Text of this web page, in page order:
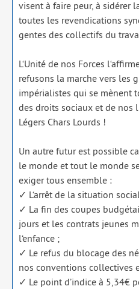
visent à faire peur, à sidé­rer
toutes les reven­di­ca­tions
gentes des col­lec­tifs du
L‘Unité de nos Forces
refu­sons la marche vers les
impé­ria­listes qui se mènent
des droits sociaux et de nos
Légers Chars Lourds !
Un autre futur est pos­sible
le monde et tout le monde
exi­ger tous ensemble :
✓ L‘arrêt de la situa­tion
✓ La fin des coupes
jours et les contrats jeunes
l‘enfance ;
✓ Le refus du blo­cage des
nos conven­tions col­lec­tives
✓ Le point d’indice à 5,34€